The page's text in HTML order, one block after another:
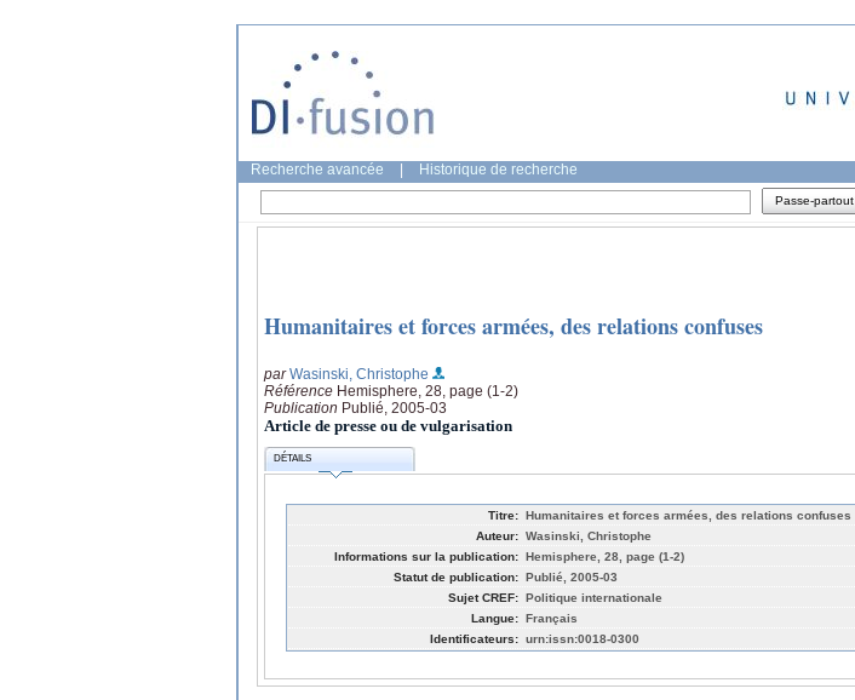
Recherche avancée Historique de recherche
Passe-partout
Humanitaires et forces armées, des relations confuses
parWasinski, Christophe
Référence Hemisphere, 28, page (1-2)
Publication Publié, 2005-03
Article de presse ou de vulgarisation
DÉTAILS
Titre: Humanitaires et forces armées, des relations confuses
Auteur: Wasinski, Christophe
Informations sur la publication: Hemisphere, 28, page (1-2)
Statut de publication: Publié, 2005-03
Sujet CREF: Politique internationale
Langue: Français
Identificateurs: urn:issn:0018-0300